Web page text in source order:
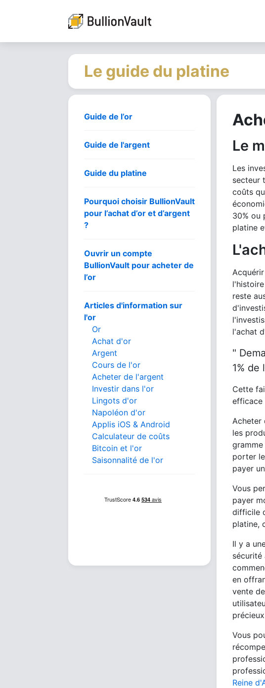
Le guide du platine
Guide de l’or
Guide de l'argent
Guide du platine
Pourquoi choisir BullionVault
pour l’achat d’or et d’argent
?
Ouvrir un compte
BullionVault pour acheter de
l’or
Articles d'information sur
l'or
Or
Achat d'or
Argent
Cours de l'or
Acheter de l'argent
Investir dans l'or
Lingots d'or
Napoléon d'or
Applis iOS & Android
Calculateur de coûts
Bitcoin et l'or
Saisonnalité de l'or
Le
Les
secteur
coûts
30% ou
platine
reste
l'achat
"
1% de
Cette
efficace
Acheter
les
porter
payer
Vous
payer
difficile
platine,
Il y a
sécurité
en
vente
Vous
Reine